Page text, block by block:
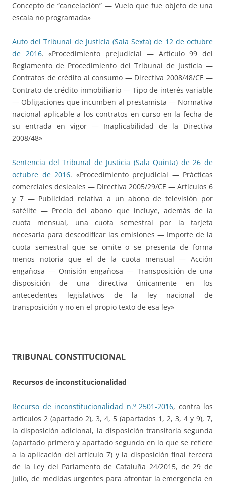
Concepto de “cancelación” — Vuelo que fue objeto de una
escala no programada»
Auto del Tribunal de Justicia (Sala Sexta) de 12 de octubre
de 2016. «Procedimiento prejudicial — Artículo 99 del
Reglamento de Procedimiento del Tribunal de Justicia —
Contratos de crédito al consumo — Directiva 2008/48/CE —
Contrato de crédito inmobiliario — Tipo de interés variable
— Obligaciones que incumben al prestamista — Normativa
nacional aplicable a los contratos en curso en la fecha de
su entrada en vigor — Inaplicabilidad de la Directiva
2008/48»
Sentencia del Tribunal de Justicia (Sala Quinta) de 26 de
octubre de 2016. «Procedimiento prejudicial — Prácticas
comerciales desleales — Directiva 2005/29/CE — Artículos 6
y 7 — Publicidad relativa a un abono de televisión por
satélite — Precio del abono que incluye, además de la
cuota mensual, una cuota semestral por la tarjeta
necesaria para descodificar las emisiones — Importe de la
cuota semestral que se omite o se presenta de forma
menos notoria que el de la cuota mensual — Acción
engañosa — Omisión engañosa — Transposición de una
disposición de una directiva únicamente en los
antecedentes legislativos de la ley nacional de
transposición y no en el propio texto de esa ley»
TRIBUNAL CONSTITUCIONAL
Recursos de inconstitucionalidad
Recurso de inconstitucionalidad n.º 2501-2016, contra los
artículos 2 (apartado 2), 3, 4, 5 (apartados 1, 2, 3, 4 y 9), 7,
la disposición adicional, la disposición transitoria segunda
(apartado primero y apartado segundo en lo que se refiere
a la aplicación del artículo 7) y la disposición final tercera
de la Ley del Parlamento de Cataluña 24/2015, de 29 de
julio, de medidas urgentes para afrontar la emergencia en